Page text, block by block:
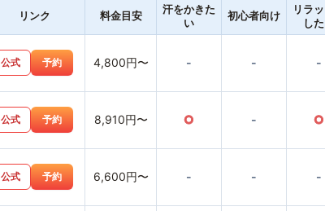
リンク 料金目安
汗をかきた
い
初心者向け
リラ
し
公式 予約 4,800円〜 - - -
公式 予約 8,910円〜 ○ - ○
公式 予約 6,600円〜 - - -